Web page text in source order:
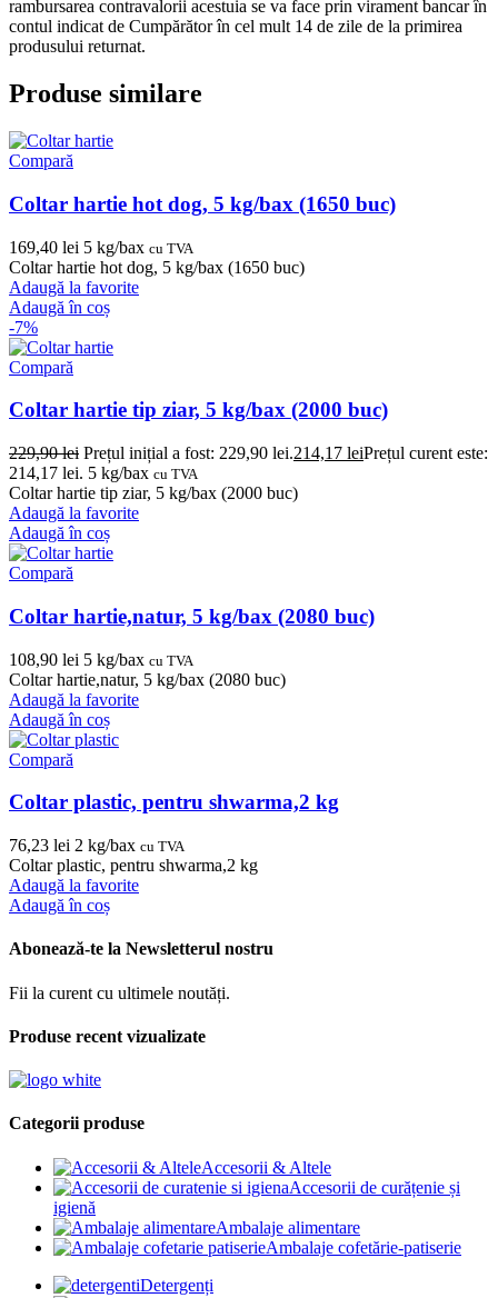
rambursarea contravalorii acestuia se va face prin virament bancar în
contul indicat de Cumpărător în cel mult 14 de zile de la primirea
produsului returnat.
Produse similare
Compară
Coltar hartie hot dog, 5 kg/bax (1650 buc)
169,40 lei 5 kg/bax cu TVA
Coltar hartie hot dog, 5 kg/bax (1650 buc)
Adaugă la favorite
Adaugă în coș
-7%
Compară
Coltar hartie tip ziar, 5 kg/bax (2000 buc)
229,90lei Prețul inițial a fost: 229,90 lei.214,17 leiPrețul curent este:
214,17 lei. 5 kg/bax cu TVA
Coltar hartie tip ziar, 5 kg/bax (2000 buc)
Adaugă la favorite
Adaugă în coș
Compară
Coltar hartie,natur, 5 kg/bax (2080 buc)
108,90 lei 5 kg/bax cu TVA
Coltar hartie,natur, 5 kg/bax (2080 buc)
Adaugă la favorite
Adaugă în coș
Compară
Coltar plastic, pentru shwarma,2 kg
76,23 lei 2 kg/bax cu TVA
Coltar plastic, pentru shwarma,2 kg
Adaugă la favorite
Adaugă în coș
Abonează-te la Newsletterul nostru
Fii la curent cu ultimele noutăți.
Produse recent vizualizate
Categorii produse
Accesorii & Altele
Accesorii de curățenie și
igienă
Ambalaje alimentare
Ambalaje cofetărie-patiserie
Detergenți